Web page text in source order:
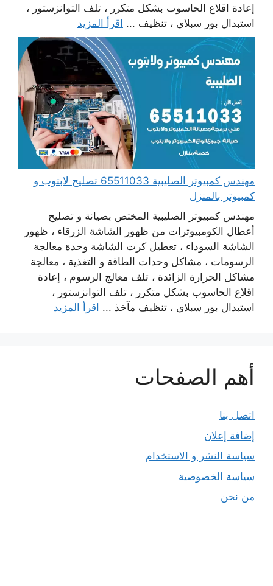
إعادة اقلاع الحاسوب بشكل متكرر ، تلف التوانزستور ،
استبدال بور سبلاي ، تنظيف ... اقرأ المزيد
مهندس كمبيوتر الصليبية 65511033 تصليح لابتوب و
كمبيوتر بالمنزل
مهندس كمبيوتر الصليبية المختص بصيانة و تصليح
أعطال الكومبيوترات من ظهور الشاشة الزرقاء ، ظهور
الشاشة السوداء ، تعطيل كرت الشاشة وحدة معالجة
الرسومات ، مشاكل وحدات الطاقة و التغذية ، معالجة
مشاكل الحرارة الزائدة ، تلف معالج الرسوم ، إعادة
اقلاع الحاسوب بشكل متكرر ، تلف التوانزستور ،
استبدال بور سبلاي ، تنظيف مآخذ ... اقرأ المزيد
أهم الصفحات
اتصل بنا
إضافة إعلان
سياسة النشر و الاستخدام
سياسة الخصوصية
من نحن